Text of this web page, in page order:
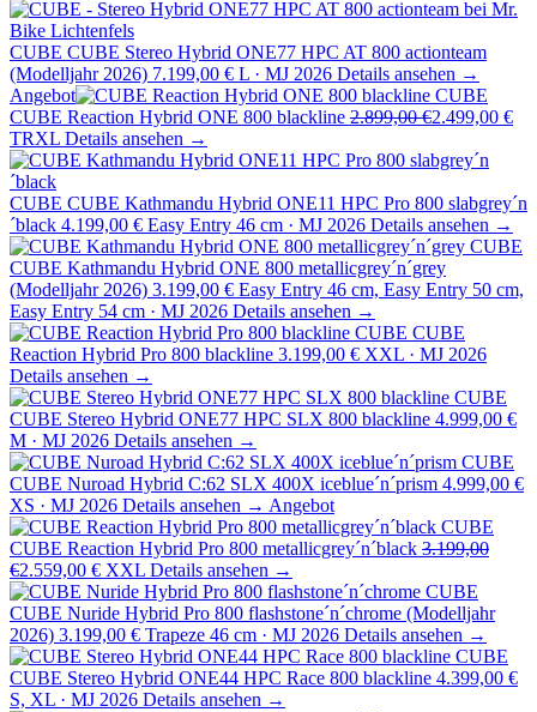
CUBE CUBE Stereo Hybrid ONE77 HPC AT 800 actionteam
(Modelljahr 2026) 7.199,00 € L · MJ 2026 Details ansehen →
Angebot
CUBE
CUBE Reaction Hybrid ONE 800 blackline 2.899,00 €2.499,00 €
TRXL Details ansehen →
CUBE CUBE Kathmandu Hybrid ONE11 HPC Pro 800 slabgrey´n
´black 4.199,00 € Easy Entry 46 cm · MJ 2026 Details ansehen →
CUBE
CUBE Kathmandu Hybrid ONE 800 metallicgrey´n´grey
(Modelljahr 2026) 3.199,00 € Easy Entry 46 cm, Easy Entry 50 cm,
Easy Entry 54 cm · MJ 2026 Details ansehen →
CUBE CUBE
Reaction Hybrid Pro 800 blackline 3.199,00 € XXL · MJ 2026
Details ansehen →
CUBE
CUBE Stereo Hybrid ONE77 HPC SLX 800 blackline 4.999,00 €
M · MJ 2026 Details ansehen →
CUBE
CUBE Nuroad Hybrid C:62 SLX 400X iceblue´n´prism 4.999,00 €
XS · MJ 2026 Details ansehen → Angebot
CUBE
CUBE Reaction Hybrid Pro 800 metallicgrey´n´black 3.199,00
€2.559,00 € XXL Details ansehen →
CUBE
CUBE Nuride Hybrid Pro 800 flashstone´n´chrome (Modelljahr
2026) 3.199,00 € Trapeze 46 cm · MJ 2026 Details ansehen →
CUBE
CUBE Stereo Hybrid ONE44 HPC Race 800 blackline 4.399,00 €
S, XL · MJ 2026 Details ansehen →